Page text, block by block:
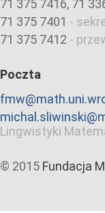
71 375 7416, 71
71 375 7401 -
71 375 7412 -
Poczta
Lingwistyki
© 2015 Fundacja